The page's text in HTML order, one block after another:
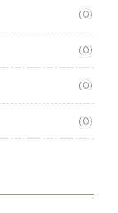
(0)
(0)
(0)
(0)